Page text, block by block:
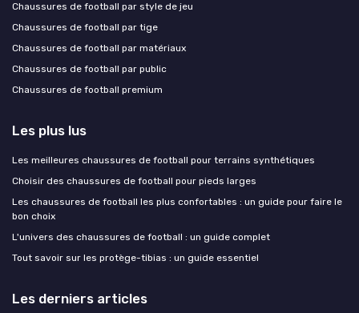
Chaussures de football par style de jeu
Chaussures de football par tige
Chaussures de football par matériaux
Chaussures de football par public
Chaussures de football premium
Les plus lus
Les meilleures chaussures de football pour terrains synthétiques
Choisir des chaussures de football pour pieds larges
Les chaussures de football les plus confortables : un guide pour faire le
bon choix
L'univers des chaussures de football : un guide complet
Tout savoir sur les protège-tibias : un guide essentiel
Les derniers articles